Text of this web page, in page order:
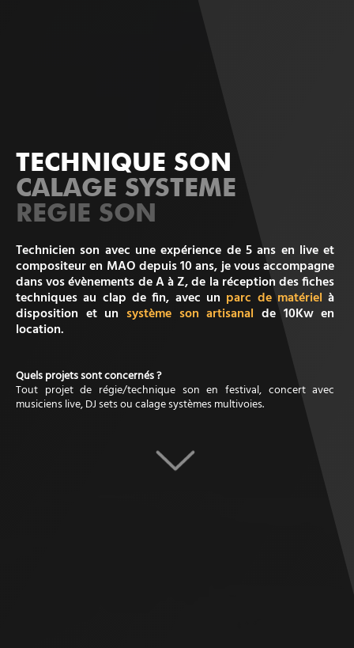
TECHNIQUE SON
CALAGE SYSTEME
REGIE SON
Technicien son avec une expérience de 5 ans en live et
compositeur en MAO depuis 10 ans, je vous accompagne
dans vos évènements de A à Z, de la réception des fiches
techniques au clap de fin, avec un parc de matériel à
disposition et un système son artisanal de 10Kw en
location.
Quels projets sont concernés ?
Tout projet de régie/technique son en festival, concert avec
musiciens live, DJ sets ou calage systèmes multivoies.